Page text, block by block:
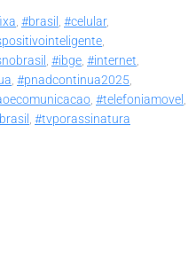
, #brasil , #celular,
,
, #ibge, #internet,
, #pnadcontinua2025,
, #telefoniamovel ,
, #tvporassinatura